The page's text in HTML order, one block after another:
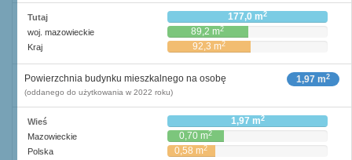
Tutaj 177,0 m2
woj. mazowieckie 89,2 m2
Kraj 92,3 m2
1,97 m2
Powierzchnia budynku mieszkalnego na osobę
(oddanego do użytkowania w 2022 roku)
Wieś 1,97 m2
Mazowieckie 0,70 m2
Polska 0,58 m2